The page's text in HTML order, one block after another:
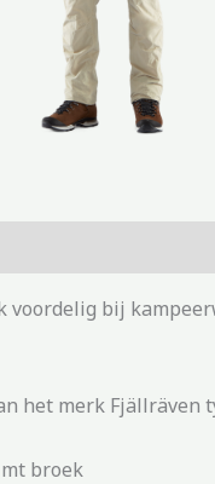
voordelig bij
het merk Fjällräven
broek